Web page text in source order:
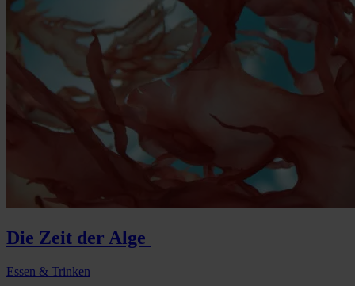
Die Zeit der Alge
Essen & Trinken